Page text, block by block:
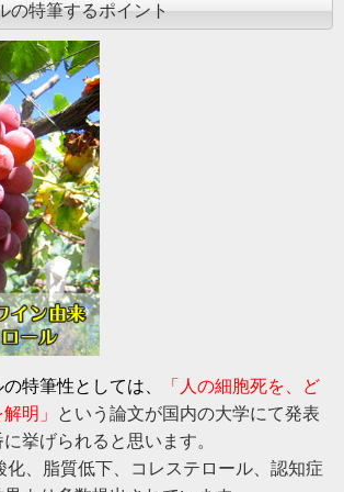
の特筆するポイント
特筆性としては、
「人の細胞死を、ど
明」
という論文が国内の大学にて発表
挙げられると思います。
化、脂質低下、コレステロール、認知症